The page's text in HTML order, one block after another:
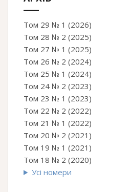
Том 29 № 1 (2026)
Том 28 № 2 (2025)
Том 27 № 1 (2025)
Том 26 № 2 (2024)
Том 25 № 1 (2024)
Том 24 № 2 (2023)
Том 23 № 1 (2023)
Том 22 № 2 (2022)
Том 21 № 1 (2022)
Том 20 № 2 (2021)
Том 19 № 1 (2021)
Том 18 № 2 (2020)
Усі номери